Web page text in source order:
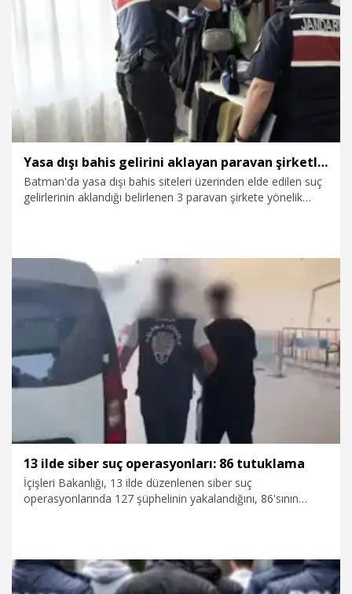
Dünya
Yasa dışı bahis gelirini aklayan paravan şirketlere operasyonda 1 tutuklama
Batman'da yasa dışı bahis siteleri üzerinden elde edilen suç
gelirlerinin aklandığı belirlenen 3 paravan şirkete yönelik
28.07.2026 Gündem
13 ilde siber suç operasyonları: 86 tutuklama
İçişleri Bakanlığı, 13 ilde düzenlenen siber suç
operasyonlarında 127 şüphelinin yakalandığını, 86'sının